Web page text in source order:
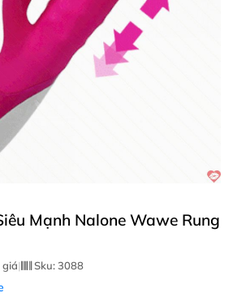
Mạnh Nalone Wawe Rung
giá| Sku:3088